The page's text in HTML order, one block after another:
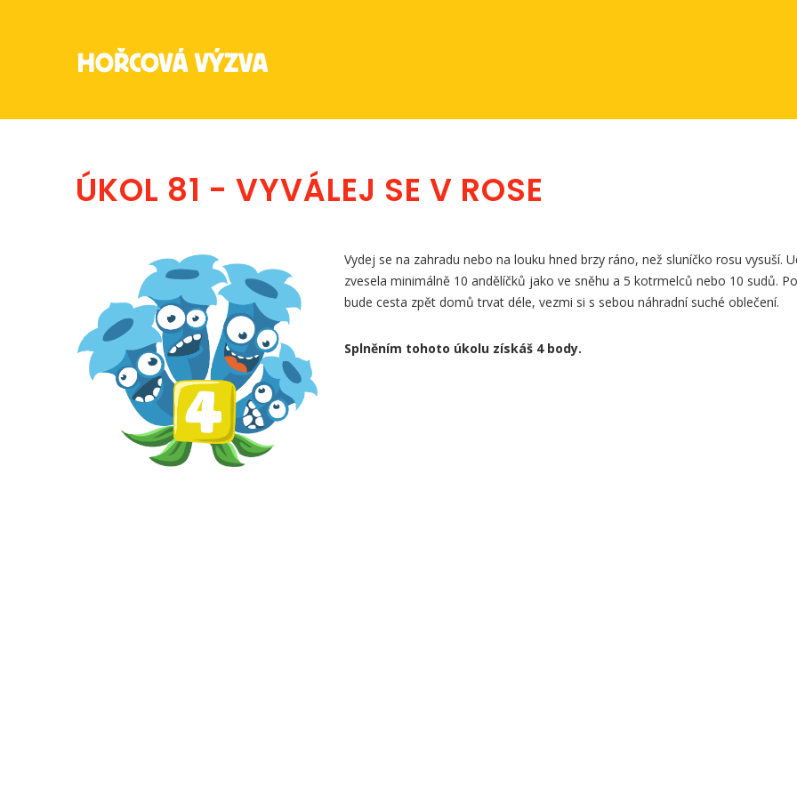
ÚKOL 81 - VYVÁLEJ SE V ROSE
Vydej se na zahradu nebo na louku hned brzy ráno, než sluníčko rosu vysuší.
zvesela minimálně 10 andělíčků jako ve sněhu a 5 kotrmelců nebo 10 sudů.
bude cesta zpět domů trvat déle, vezmi si s sebou náhradní suché oblečení.
Splněním tohoto úkolu získáš 4 body.